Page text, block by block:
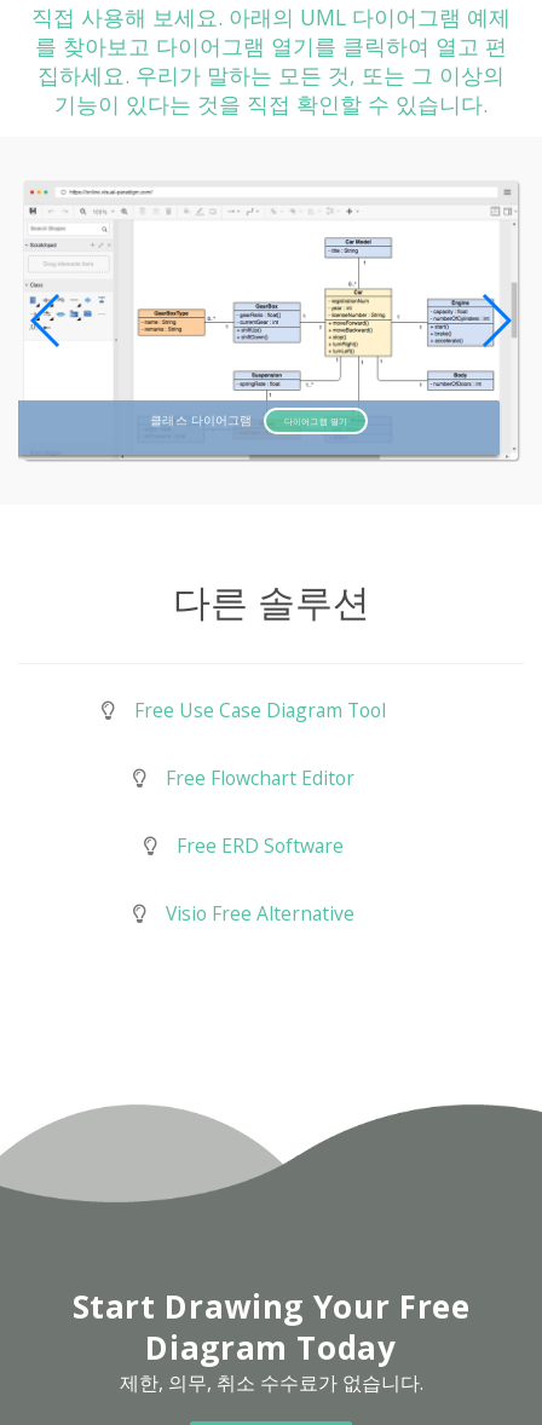
직접 사용해 보세요. 아래의 UML 다이어그램 예제
를 찾아보고 다이어그램 열기를 클릭하여 열고 편
집하세요. 우리가 말하는 모든 것, 또는 그 이상의
기능이 있다는 것을 직접 확인할 수 있습니다.
클래스 다이어그램 다이어그램 열기
다른 솔루션
Free Use Case Diagram Tool
Free Flowchart Editor
Free ERD Software
Visio Free Alternative
Start Drawing Your Free
Diagram Today
제한, 의무, 취소 수수료가 없습니다.